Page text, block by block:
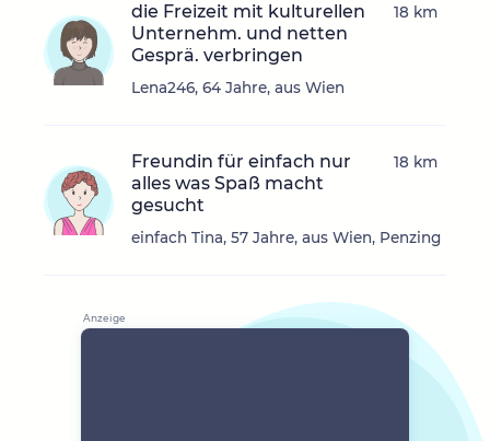
die Freizeit mit kulturellen
Unternehm. und netten
Gesprä. verbringen
Lena246, 64 Jahre, aus Wien
18 km
Freundin für einfach nur
alles was Spaß macht
gesucht
einfach Tina, 57 Jahre, aus Wien, Penzing
18 km